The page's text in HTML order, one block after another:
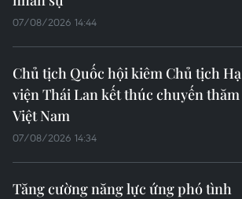
07/08/2026 14:44
Chủ tịch Quốc hội kiêm Chủ tịch Hạ
viện Thái Lan kết thúc chuyến thăm
Việt Nam
07/08/2026 14:34
Tăng cường năng lực ứng phó tình